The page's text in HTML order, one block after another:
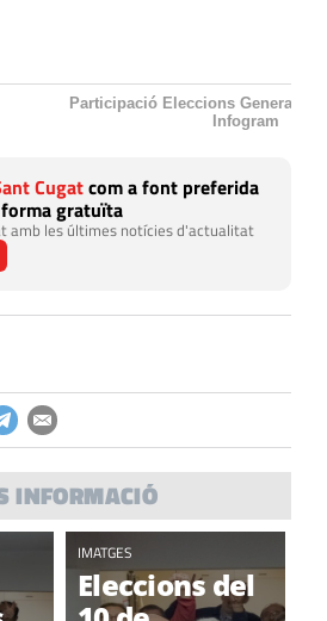
Participació Eleccions Generals
Infogram
Cugatcom a font preferida
gratuïta
amb les últimes notícies d'actualitat
INFORMACIÓ
IMATGES
Eleccions del